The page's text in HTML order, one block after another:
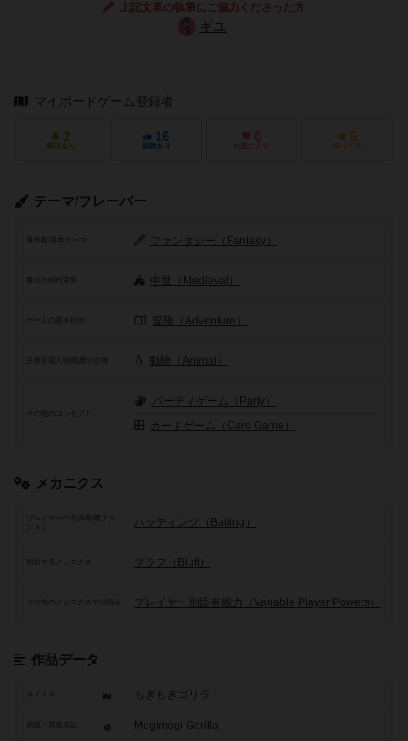
上記文章の執筆にご協力くださった方
ギユ
マイボードゲーム登録者
2
興味あり
16
経験あり
0
お気に入り
5
持ってる
テーマ/フレーバー
世界観/基本テーマ ファンタジー（Fantasy）
舞台の時代背景 中世（Medieval）
ゲームの基本目的 冒険（Adventure）
動物（Animal）
その他のコンセプト
パーティゲーム（Party）
カードゲーム（Card Game）
メカニクス
プレイヤーの干渉/影響アク
バッティング（Batting）
頻出するメカニクス ブラフ（Bluff）
その他のメカニクスや仕組み プレイヤー別固有能力（Variable Player Powers）
作品データ
タイトル もぎもぎゴリラ
Mogimogi Gorilla